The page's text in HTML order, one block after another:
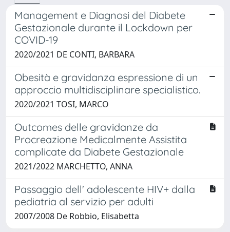
Management e Diagnosi del Diabete
Gestazionale durante il Lockdown per
COVID-19
2020/2021 DE CONTI, BARBARA
Obesità e gravidanza espressione di un
approccio multidisciplinare specialistico.
2020/2021 TOSI, MARCO
Outcomes delle gravidanze da
Procreazione Medicalmente Assistita
complicate da Diabete Gestazionale
2021/2022 MARCHETTO, ANNA
Passaggio dell' adolescente HIV+ dalla
pediatria al servizio per adulti
2007/2008 De Robbio, Elisabetta